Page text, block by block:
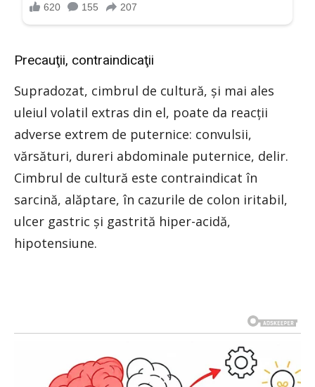
Precauţii, contraindicaţii
Supradozat, cimbrul de cultură, şi mai ales
uleiul volatil extras din el, poate da reacţii
adverse extrem de puternice: convulsii,
vărsături, dureri abdominale puternice, delir.
Cimbrul de cultură este contraindicat în
sarcină, alăptare, în cazurile de colon iritabil,
ulcer gastric şi gastrită hiper-acidă,
hipotensiune.